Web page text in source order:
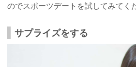
のでスポーツデートを試してみてく
サプライズをする